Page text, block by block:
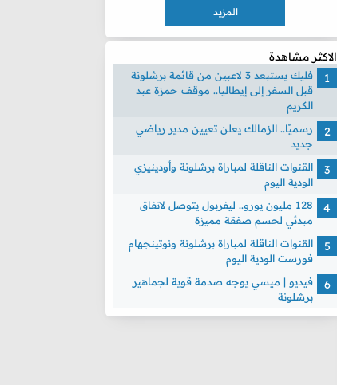
المزيد
الاكثر مشاهدة
فليك يستبعد 3 لاعبين من قائمة برشلونة
قبل السفر إلى إيطاليا.. موقف حمزة عبد
الكريم
رسميًا.. الزمالك يعلن تعيين مدير رياضي
جديد
القنوات الناقلة لمباراة برشلونة وأودينيزي
الودية اليوم
128 مليون يورو.. ليفربول يتوصل لاتفاق
مبدئي لحسم صفقة مميزة
القنوات الناقلة لمباراة برشلونة ونوتينجهام
فورست الودية اليوم
فيديو | ميسي يوجه صدمة قوية لجماهير
برشلونة